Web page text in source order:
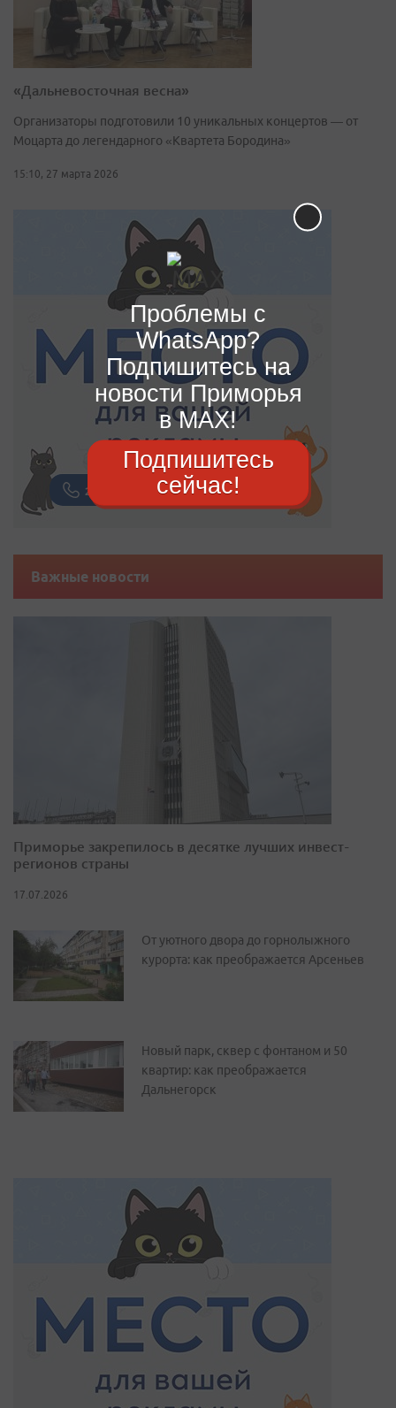
«Дальневосточная весна»
Организаторы подготовили 10 уникальных концертов — от
Моцарта до легендарного «Квартета Бородина»
15:10, 27 марта 2026
Важные новости
Приморье закрепилось в десятке лучших инвест-
регионов страны
17.07.2026
От уютного двора до горнолыжного
курорта: как преображается Арсеньев
Новый парк, сквер с фонтаном и 50
квартир: как преображается
Дальнегорск
Проблемы с
WhatsApp?
Подпишитесь на
новости Приморья
в MAX!
Подпишитесь
сейчас!